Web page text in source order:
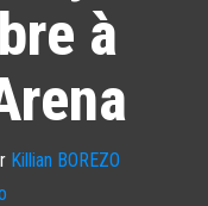
à
Killian BOREZO